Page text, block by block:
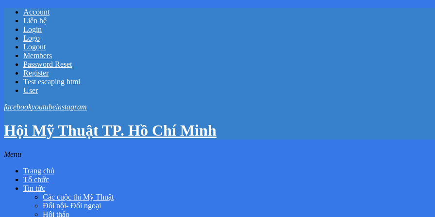
Account
Liên hệ
Login
Logo
Logout
Members
Password Reset
Register
Test escaping html
User
facebookyoutubeinstagram
Hội Mỹ Thuật TP. Hồ Chí Minh
Menu
Trang chủ
Tổ chức
Tin tức
Các cuộc thi Mỹ Thuật
Đối nội- Đối ngoại
Hội thảo